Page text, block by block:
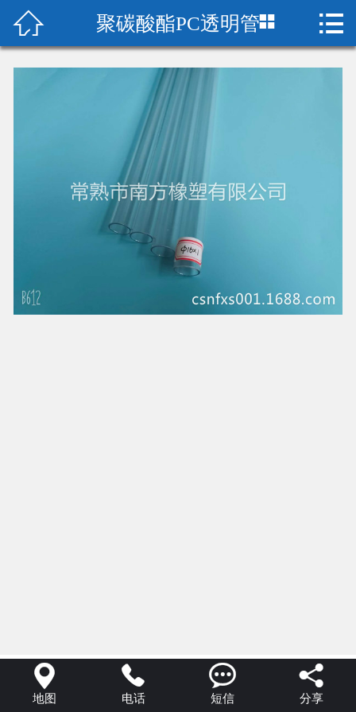
 首页
厂房设备
联系我们
 聚碳酸酯PC透明管 

地图

电话

短信

分享